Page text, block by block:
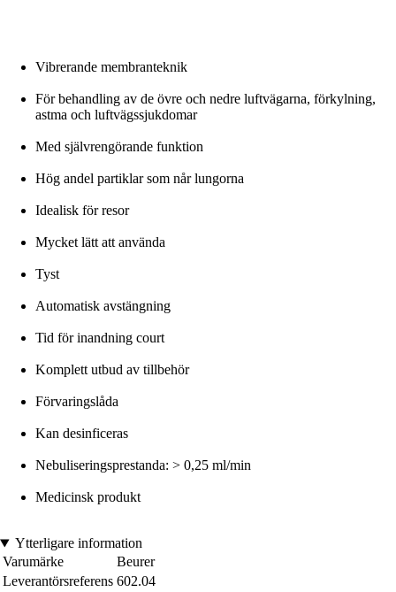
Vibrerande membranteknik
För behandling av de övre och nedre luftvägarna, förkylning,
astma och luftvägssjukdomar
Med självrengörande funktion
Hög andel partiklar som når lungorna
Idealisk för resor
Mycket lätt att använda
Tyst
Automatisk avstängning
Tid för inandning court
Komplett utbud av tillbehör
Förvaringslåda
Kan desinficeras
Nebuliseringsprestanda: > 0,25 ml/min
Medicinsk produkt
Ytterligare information
Varumärke
Beurer
Leverantörsreferens 602.04